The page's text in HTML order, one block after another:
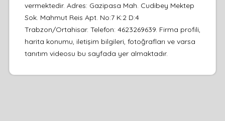
vermektedir. Adres: Gazipasa Mah. Cudibey Mektep
Sok. Mahmut Reis Apt. No:7 K:2 D:4
Trabzon/Ortahisar. Telefon: 4623269639. Firma profili,
harita konumu, iletişim bilgileri, fotoğrafları ve varsa
tanıtım videosu bu sayfada yer almaktadır.